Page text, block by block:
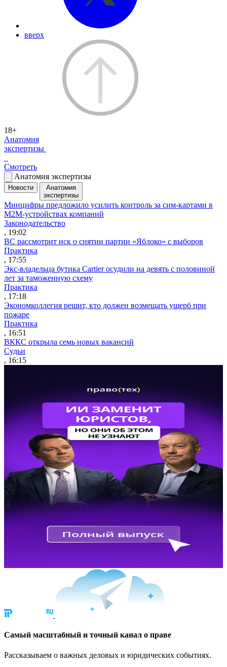
вверх
18+
Анатомия
экспертизы
Смотреть
Анатомия экспертизы
Новости
Анатомия
экспертизы
Минцифры предложило усилить контроль за сим-картами в
M2M-устройствах компаний
Законодательство
, 19:02
ВС рассмотрит иск о снятии партии «Яблоко» с выборов
Практика
, 17:55
Экс-владельца бутика Cartier осудили на девять с половиной
лет за таможенную схему
Практика
, 17:18
Экономколлегия решит, кто должен возмещать ущерб при
пожаре
Практика
, 16:51
ВККС открыла семь новых вакансий
Судьи
, 16:15
Cамый масштабный и точный канал о праве
Рассказываем о важных деловых и юридических событиях.